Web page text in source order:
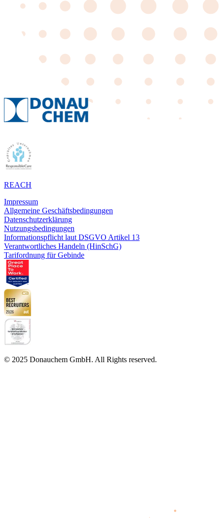
REACH
Impressum
Allgemeine Geschäftsbedingungen
Datenschutzerklärung
Nutzungsbedingungen
Informationspflicht laut DSGVO Artikel 13
Verantwortliches Handeln (HinSchG)
Tarifordnung für Gebinde
© 2025 Donauchem GmbH. All Rights reserved.